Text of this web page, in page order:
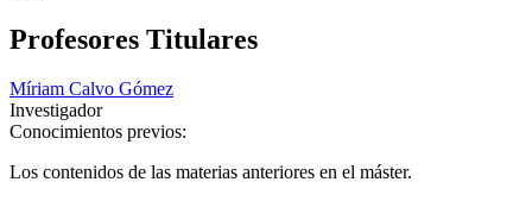
Profesores Titulares
Míriam Calvo Gómez
Investigador
Conocimientos previos:
Los contenidos de las materias anteriores en el máster.